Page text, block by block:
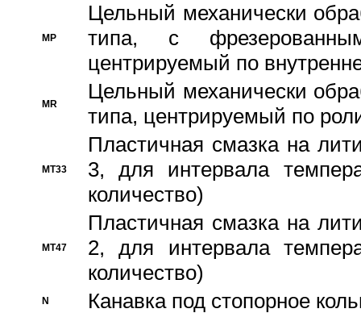
MP
Цельный механически
типа, с
центрируемый по
MR
Цельный механически
типа, центрируемый по
MT33
Пластичная смазка на
3, для интервала
количество)
MT47
Пластичная смазка на
2, для интервала
количество)
N Канавка под стопорное